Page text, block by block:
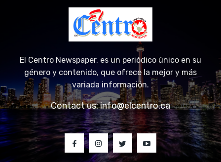
El Centro Newspaper, es un periódico único en su
género y contenido, que ofrece la mejor y más
variada información.
Contact us:info@elcentro.ca